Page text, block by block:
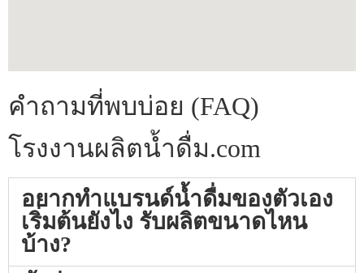
คำถามที่พบบ่อย (FAQ)
โรงงานผลิตน้ำดื่ม.com
อยากทำแบรนด์น้ำดื่มของตัวเอง
เริ่มต้นยังไง รับผลิตขนาดไหน
บ้าง?